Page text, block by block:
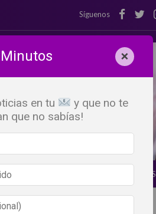
Síguenos
GLOSARIO DEL VINO PANORAMAS
×
en tu
y que no te
que no sabías!